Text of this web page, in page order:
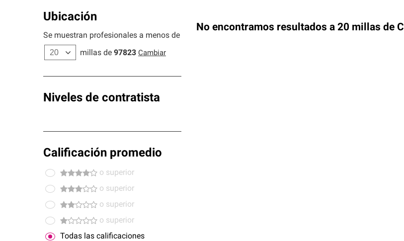
Ubicación
Se muestran profesionales a menos de
millas de 97823 Cambiar
Niveles de contratista
Calificación promedio
o superior
o superior
o superior
o superior
Todas las calificaciones
No encontramos resultados a 20 millas de